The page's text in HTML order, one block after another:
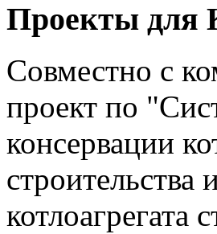
Проекты для
Совместно с
проект по "
консервации
строительства